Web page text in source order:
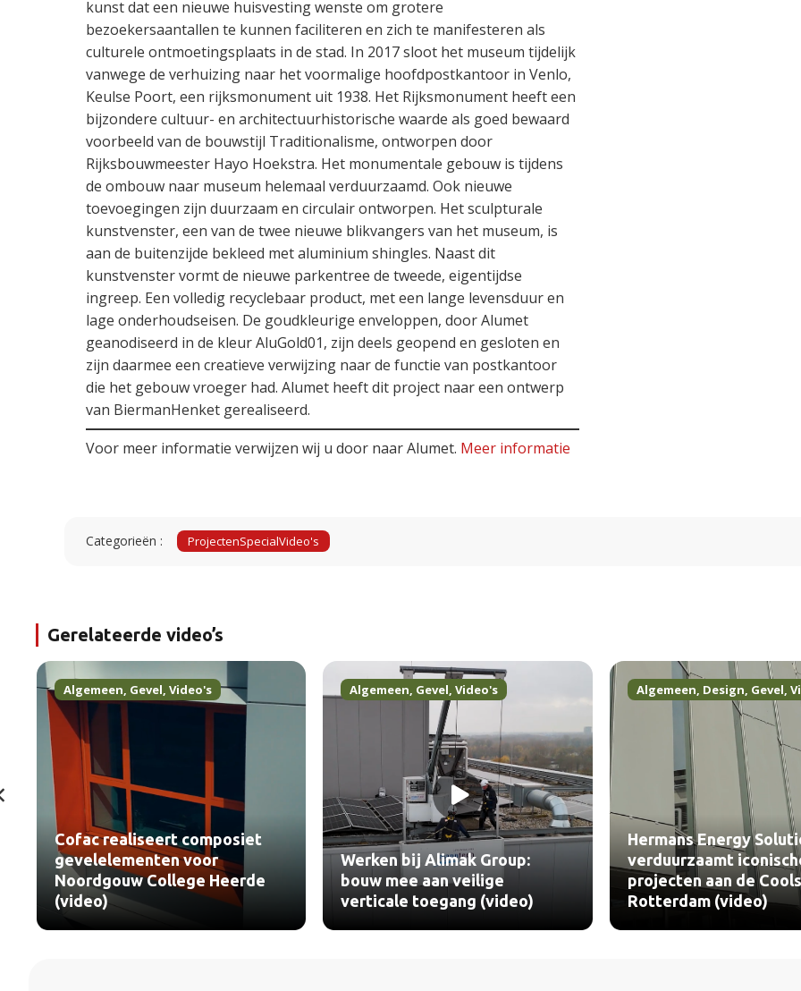
kunst dat een nieuwe huisvesting wenste om grotere
bezoekersaantallen te kunnen faciliteren en zich te manifesteren als
culturele ontmoetingsplaats in de stad. In 2017 sloot het museum tijdelijk
vanwege de verhuizing naar het voormalige hoofdpostkantoor in Venlo,
Keulse Poort, een rijksmonument uit 1938. Het Rijksmonument heeft een
bijzondere cultuur- en architectuurhistorische waarde als goed bewaard
voorbeeld van de bouwstijl Traditionalisme, ontworpen door
Rijksbouwmeester Hayo Hoekstra. Het monumentale gebouw is tijdens
de ombouw naar museum helemaal verduurzaamd. Ook nieuwe
toevoegingen zijn duurzaam en circulair ontworpen. Het sculpturale
kunstvenster, een van de twee nieuwe blikvangers van het museum, is
aan de buitenzijde bekleed met aluminium shingles. Naast dit
kunstvenster vormt de nieuwe parkentree de tweede, eigentijdse
ingreep. Een volledig recyclebaar product, met een lange levensduur en
lage onderhoudseisen. De goudkleurige enveloppen, door Alumet
geanodiseerd in de kleur AluGold01, zijn deels geopend en gesloten en
zijn daarmee een creatieve verwijzing naar de functie van postkantoor
die het gebouw vroeger had. Alumet heeft dit project naar een ontwerp
van BiermanHenket gerealiseerd.
Voor meer informatie verwijzen wij u door naar Alumet. Meer informatie
Categorieën : ProjectenSpecialVideo's
Gerelateerde video’s
Algemeen, Gevel, Video's
Cofac realiseert composiet
gevelelementen voor
Noordgouw College Heerde
(video)
Algemeen, Gevel,Video's
Werken bij Alimak Group:
bouw mee aan veilige
verticale toegang (video)
Algemeen, Design, Gevel,
Hermans Energy
verduurzaamt
projecten aan de
Rotterdam (video)